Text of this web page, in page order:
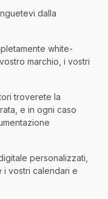
dalla
white-
marchio, i vostri
troverete la
e in ogni caso
personalizzati,
i vostri calendari e